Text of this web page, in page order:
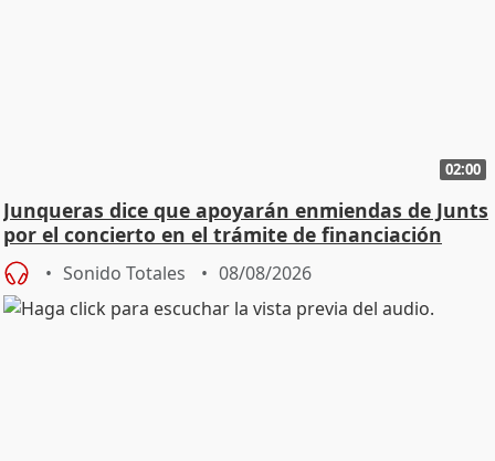
02:00
Junqueras dice que apoyarán enmiendas de Junts
por el concierto en el trámite de financiación
Sonido Totales 08/08/2026